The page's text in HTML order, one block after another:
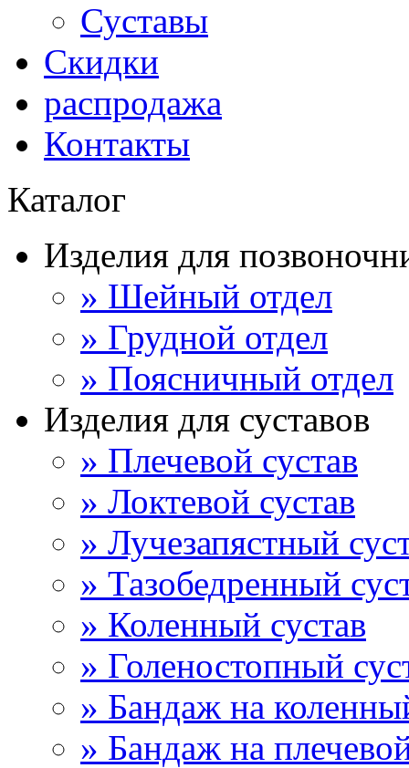
Суставы
Скидки
распродажа
Контакты
Каталог
Изделия для
» Шейный отдел
» Грудной отдел
» Поясничный отдел
Изделия для суставов
» Плечевой сустав
» Локтевой сустав
» Лучезапястный
» Тазобедренный
» Коленный сустав
» Голеностопный
» Бандаж на
» Бандаж на